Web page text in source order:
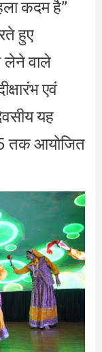
कदम है”
हुए
लेने वाले
एवं
यह
तक आयोजित